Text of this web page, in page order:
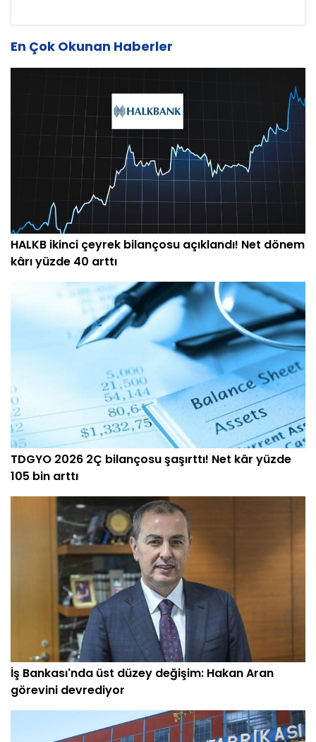
En Çok Okunan Haberler
HALKB ikinci çeyrek bilançosu açıklandı! Net dönem
kârı yüzde 40 arttı
TDGYO 2026 2Ç bilançosu şaşırttı! Net kâr yüzde
105 bin arttı
İş Bankası'nda üst düzey değişim: Hakan Aran
görevini devrediyor